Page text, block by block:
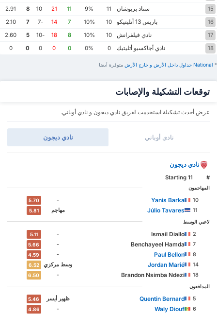
15
ستاد بريوشان 11
9%
11
21
-10
8
2.91
16
باريس 13 أتليتيكو 10
10%
7
14
-7
7
2.10
17
نادي فيلفرانش 10
10%
8
18
-10
5
2.60
18
نادي أجاكسيو أتليتيك 0
0%
0
0
0
0
0
* National ‏جداول داخل الأرض ‏و خارج الأرض ‏متوفرة أيضا
توقعات التشكيلة والإصابات
عرض أحدث تشكيلة استخدمت لفريق نادي ديجون و نادي أوباني.
نادي ديجون نادي أوباني
نادي ديجون
#
Starting 11
المهاجمون
10
Yanis Barka
-
5.70
11
Júlio Tavares ‏مهاجم 5.81
لاعبي الوسط
2
Ismail Diallo
-
5.11
7
Benchayeel Hamda
-
5.66
8
Paul Bellon
-
4.59
14
Jordan Marié وسط مركزي 6.52
18
Brandon Nsimba Ndezi
-
6.50
المدافعون
5
Quentin Bernard ظهير أيسر 5.46
6
Waly Diouf
-
4.86